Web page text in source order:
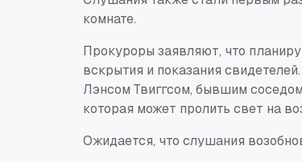
комнате.
Прокуроры заявляют, что
вскрытия и показания
Лэнсом Твиггсом, бывшим
которая может пролить свет на
Ожидается, что слушания